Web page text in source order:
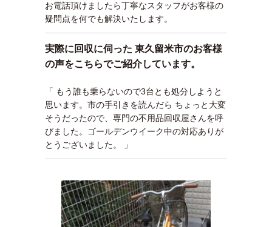
お電話頂けましたら丁寧なスタッフがお客様の
疑問点を何でも解決いたします。
実際に回収に伺った 東久留米市のお客様
の声をこちらでご紹介しています。
「 もう誰も乗らないので3台とも処分しようと
思います。市の手引きを読んだら ちょっと大変
そうだったので、専門の不用品回収屋さんを呼
びました。ゴールデンウイーク中の対応ありが
とうございました。 」